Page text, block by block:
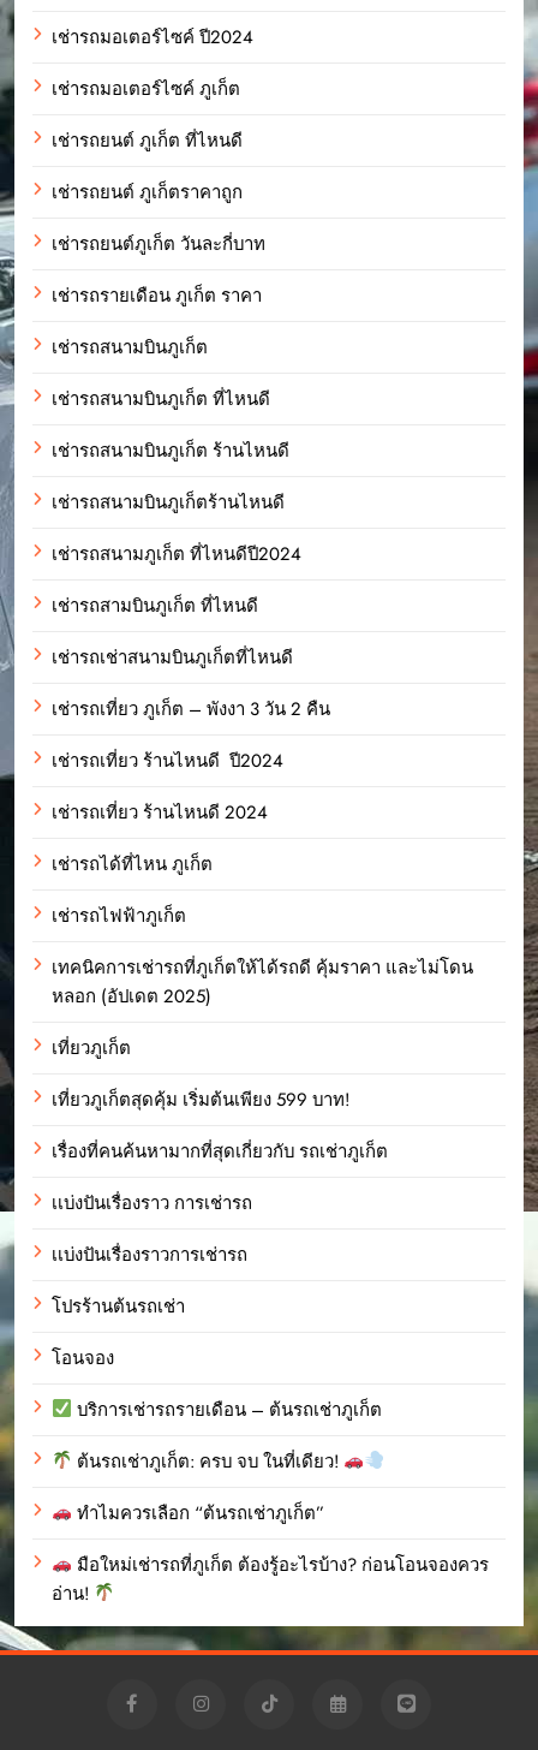
เช่ารถมอเตอร์ไซค์ ปี2024
เช่ารถมอเตอร์ไซค์ ภูเก็ต
เช่ารถยนต์ ภูเก็ต ที่ไหนดี
เช่ารถยนต์ ภูเก็ตราคาถูก
เช่ารถยนต์ภูเก็ต วันละกี่บาท
เช่ารถรายเดือน ภูเก็ต ราคา
เช่ารถสนามบินภูเก็ต
เช่ารถสนามบินภูเก็ต ที่ไหนดี
เช่ารถสนามบินภูเก็ต ร้านไหนดี
เช่ารถสนามบินภูเก็ตร้านไหนดี
เช่ารถสนามภูเก็ต ที่ไหนดีปี2024
เช่ารถสามบินภูเก็ต ที่ไหนดี
เช่ารถเช่าสนามบินภูเก็ตที่ไหนดี
เช่ารถเที่ยว ภูเก็ต – พังงา 3 วัน 2 คืน
เช่ารถเที่ยว ร้านไหนดี ปี2024
เช่ารถเที่ยว ร้านไหนดี 2024
เช่ารถได้ที่ไหน ภูเก็ต
เช่ารถไฟฟ้าภูเก็ต
เทคนิคการเช่ารถที่ภูเก็ตให้ได้รถดี คุ้มราคา และไม่โดน
หลอก (อัปเดต 2025)
เที่ยวภูเก็ต
เที่ยวภูเก็ตสุดคุ้ม เริ่มต้นเพียง 599 บาท!
เรื่องที่คนค้นหามากที่สุดเกี่ยวกับ รถเช่าภูเก็ต
เเบ่งปันเรื่องราว การเช่ารถ
เเบ่งปันเรื่องราวการเช่ารถ
โปรร้านต้นรถเช่า
โอนจอง
บริการเช่ารถรายเดือน – ต้นรถเช่าภูเก็ต
ต้นรถเช่าภูเก็ต: ครบ จบ ในที่เดียว!
ทำไมควรเลือก “ต้นรถเช่าภูเก็ต”
มือใหม่เช่ารถที่ภูเก็ต ต้องรู้อะไรบ้าง? ก่อนโอนจองควร
อ่าน!